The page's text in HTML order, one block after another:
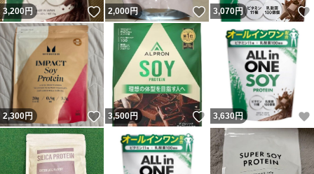
3,200円 いいね！
2,000円 いいね！
3,070円
2,300円 いいね！
3,500円 いいね！
3,630円